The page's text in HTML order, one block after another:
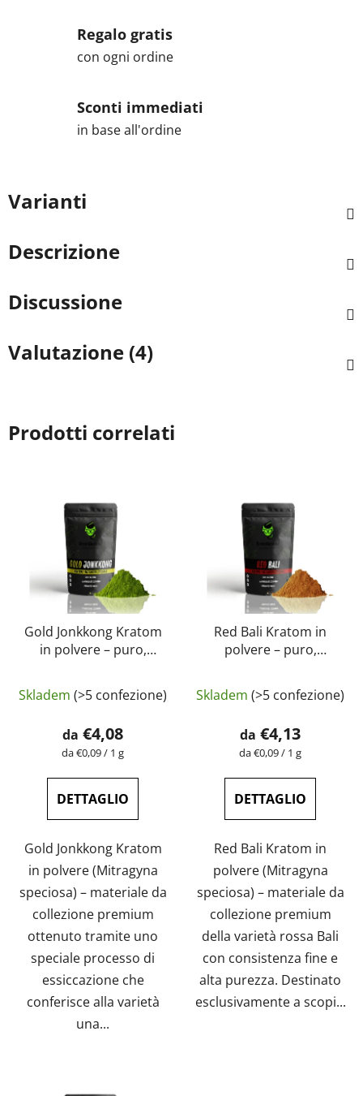
Regalo gratis
con ogni ordine
Sconti immediati
in base all'ordine
Varianti
Descrizione
Discussione
Valutazione (4)
Prodotti correlati
Gold Jonkkong Kratom
in polvere – puro,
laboratorio |
GreenGuru
Skladem (>5 confezione)
da €4,08
Prezzo
misura:
da €0,09 / 1 g
DETTAGLIO
Gold Jonkkong Kratom
in polvere (Mitragyna
speciosa) – materiale da
collezione premium
ottenuto tramite uno
speciale processo di
essiccazione che
conferisce alla varietà
una...
Red Bali Kratom in
polvere – puro,
laboratorio |
GreenGuruvalutazione
media
del
è
5
stelle.
Skladem (>5 confezione)
da €4,13
Prezzo
misura:
da €0,09 / 1 g
DETTAGLIO
Red Bali Kratom in
polvere (Mitragyna
speciosa) – materiale da
collezione premium
della varietà rossa Bali
con consistenza fine e
alta purezza. Destinato
esclusivamente a scopi...